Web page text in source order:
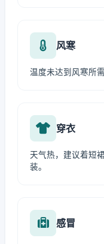
风寒
温度未达到风寒所
穿衣
天气热，建议着短
装。
感冒